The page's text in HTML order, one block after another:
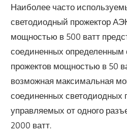
Наиболее часто
светодиодный прожектор
мощностью в 500 ватт
соединенных
прожектов мощностью в 50
возможная максимальная
соединенных светодиодных
управляемых от одного
2000 ватт.